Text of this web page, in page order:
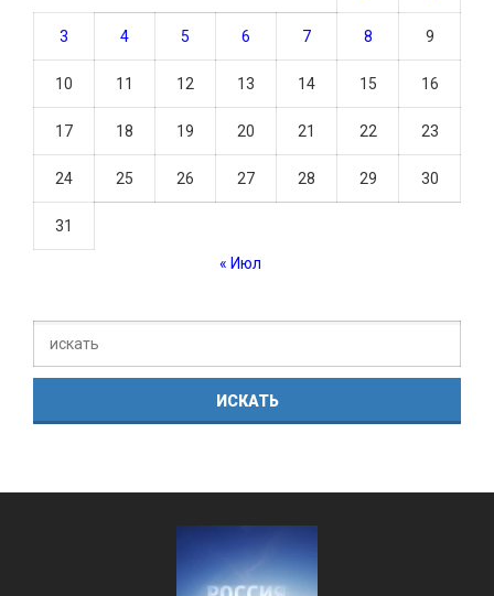
3 4 5 6 7 8 9
10 11 12 13 14 15 16
17 18 19 20 21 22 23
24 25 26 27 28 29 30
31
« Июл